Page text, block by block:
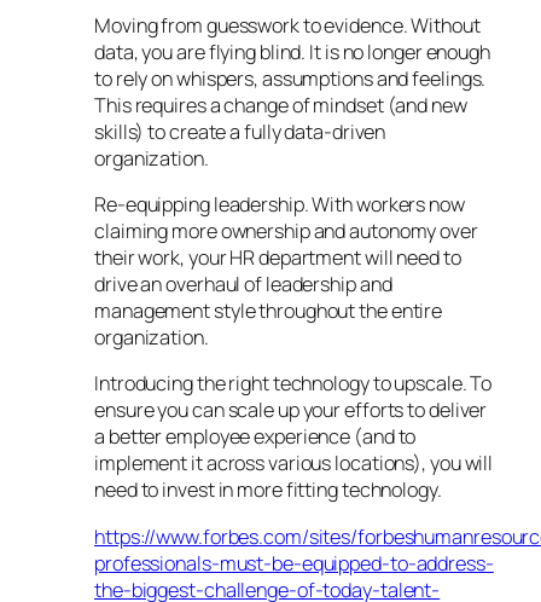
Moving from guesswork to evidence. Without
data, you are flying blind. It is no longer enough
to rely on whispers, assumptions and feelings.
This requires a change of mindset (and new
skills) to create a fully data-driven
organization.
Re-equipping leadership. With workers now
claiming more ownership and autonomy over
their work, your HR department will need to
drive an overhaul of leadership and
management style throughout the entire
organization.
Introducing the right technology to upscale. To
ensure you can scale up your efforts to deliver
a better employee experience (and to
implement it across various locations), you will
need to invest in more fitting technology.
https://www.forbes.com/sites/
professionals-must-be-equipped-to-address-
the-biggest-challenge-of-today-talent-